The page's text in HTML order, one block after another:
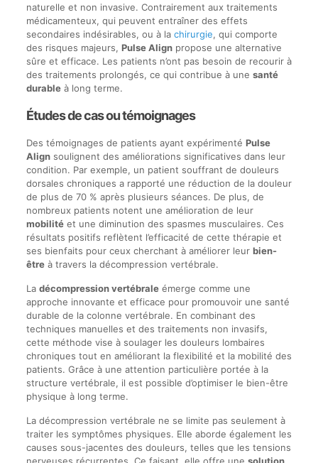
naturelle et non invasive. Contrairement aux traitements
médicamenteux, qui peuvent entraîner des effets
secondaires indésirables, ou à la chirurgie, qui comporte
des risques majeurs, Pulse Alignpropose une alternative
sûre et efficace. Les patients n’ont pas besoin de recourir à
des traitements prolongés, ce qui contribue à une santé
durableà long terme.
Études de cas ou témoignages
Des témoignages de patients ayant expérimenté Pulse
Alignsoulignent des améliorations significatives dans leur
condition. Par exemple, un patient souffrant de douleurs
dorsales chroniques a rapporté une réduction de la douleur
de plus de 70 % après plusieurs séances. De plus, de
nombreux patients notent une amélioration de leur
mobilitéet une diminution des spasmes musculaires. Ces
résultats positifs reflètent l’efficacité de cette thérapie et
ses bienfaits pour ceux cherchant à améliorer leur bien-
êtreà travers la décompression vertébrale.
La décompression vertébraleémerge comme une
approche innovante et efficace pour promouvoir une santé
durable de la colonne vertébrale. En combinant des
techniques manuelles et des traitements non invasifs,
cette méthode vise à soulager les douleurs lombaires
chroniques tout en améliorant la flexibilité et la mobilité des
patients. Grâce à une attention particulière portée à la
structure vertébrale, il est possible d’optimiser le bien-être
physique à long terme.
La décompression vertébrale ne se limite pas seulement à
traiter les symptômes physiques. Elle aborde également les
causes sous-jacentes des douleurs, telles que les tensions